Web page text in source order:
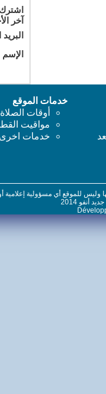
اشترك
آخر
البريد
اﻹسم :
خدمات الموقع
أوقات الصلاة
مواقيت القطار
خدمات اخرى
للموقع أي مسؤولية إعلامية أو
2014